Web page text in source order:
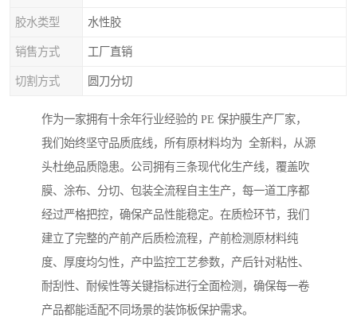
胶水类型 水性胶
销售方式 工厂直销
切割方式 圆刀分切
作为一家拥有十余年行业经验的 PE 保护膜生产厂家，
我们始终坚守品质底线，所有原材料均为 全新料，从源
头杜绝品质隐患。公司拥有三条现代化生产线，覆盖吹
膜、涂布、分切、包装全流程自主生产，每一道工序都
经过严格把控，确保产品性能稳定。在质检环节，我们
建立了完整的产前产后质检流程，产前检测原材料纯
度、厚度均匀性，产中监控工艺参数，产后针对粘性、
耐刮性、耐候性等关键指标进行全面检测，确保每一卷
产品都能适配不同场景的装饰板保护需求。